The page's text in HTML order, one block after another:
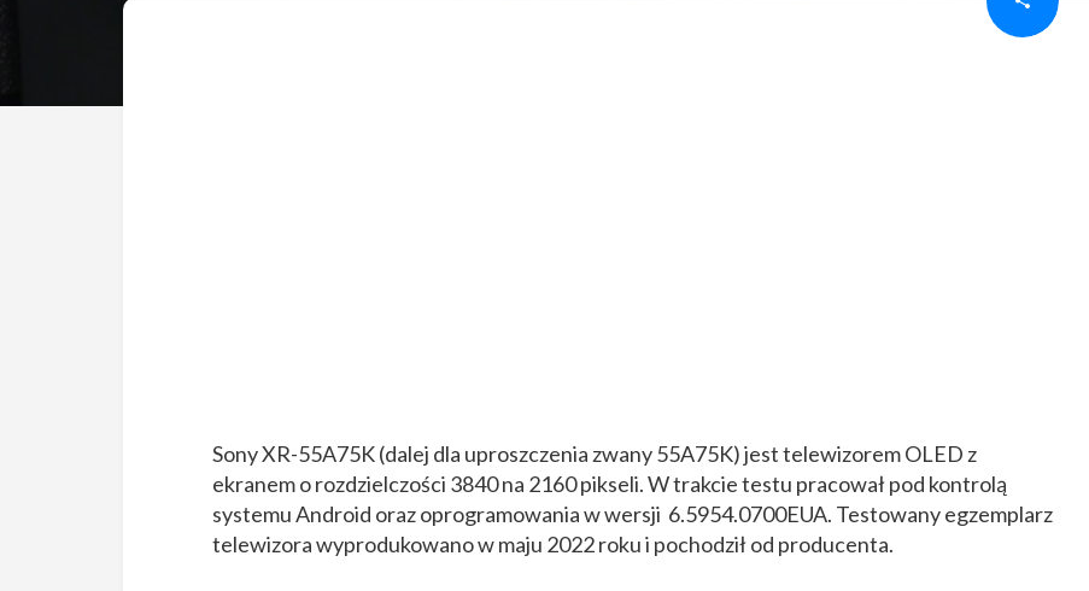
Sony XR-55A75K (dalej dla uproszczenia zwany 55A75K) jest telewizorem OLED z
ekranem o rozdzielczości 3840 na 2160 pikseli. W trakcie testu pracował pod kontrolą
systemu Android oraz oprogramowania w wersji 6.5954.0700EUA. Testowany egzemplarz
telewizora wyprodukowano w maju 2022 roku i pochodził od producenta.